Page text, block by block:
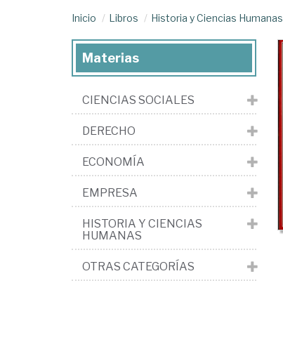
Inicio Libros Historia y Ciencias Humanas
Materias
CIENCIAS SOCIALES
DERECHO
ECONOMÍA
EMPRESA
HISTORIA Y CIENCIAS
HUMANAS
OTRAS CATEGORÍAS